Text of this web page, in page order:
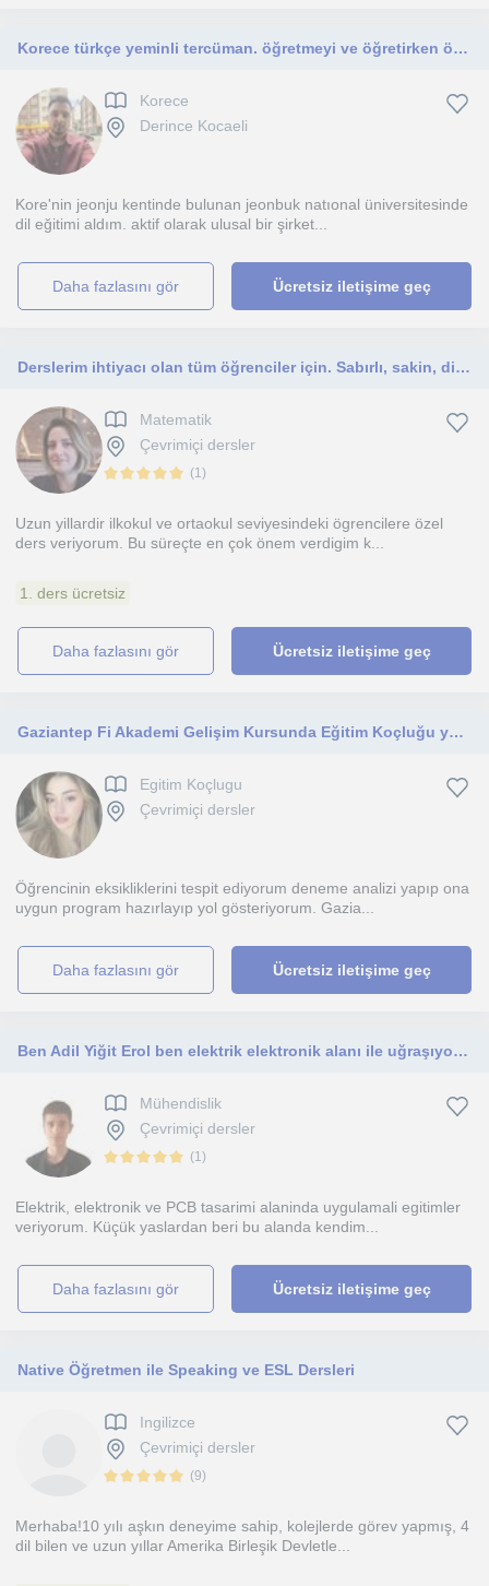
Korece türkçe yeminli tercüman. öğretmeyi ve öğretirken öğrenmeyi seven
Korece
Derince Kocaeli
Kore'nin jeonju kentinde bulunan jeonbuk natıonal üniversitesinde
dil eğitimi aldım. aktif olarak ulusal bir şirket...
daha fazlasını gör Ücretsiz iletişime geç
Derslerim ihtiyacı olan tüm öğrenciler için. Sabırlı, sakin, disiplinli bir insanım. Çocuklara ihtiyacı olan motivasyonu veririm.
Matematik
Çevrimiçi dersler
(1)
Uzun yillardir ilkokul ve ortaokul seviyesindeki ögrencilere özel
ders veriyorum. Bu süreçte en çok önem verdigim k...
1. ders ücretsiz
daha fazlasını gör Ücretsiz iletişime geç
Gaziantep Fi Akademi Gelişim Kursunda Eğitim Koçluğu yapıyorum 9-10-11 ve 12. sınıf öğrencilerine program hazırlıyorum
Egitim Koçlugu
Çevrimiçi dersler
Öğrencinin eksikliklerini tespit ediyorum deneme analizi yapıp ona
uygun program hazırlayıp yol gösteriyorum. Gazia...
daha fazlasını gör Ücretsiz iletişime geç
Ben Adil Yiğit Erol ben elektrik elektronik alanı ile uğraşıyotum elektronik ve öğrenmeye meraklı olanlar için güzel bir eğitim
Mühendislik
Çevrimiçi dersler
(1)
Elektrik, elektronik ve PCB tasarimi alaninda uygulamali egitimler
veriyorum. Küçük yaslardan beri bu alanda kendim...
daha fazlasını gör Ücretsiz iletişime geç
Native Öğretmen ile Speaking ve ESL Dersleri
Ingilizce
Çevrimiçi dersler
(9)
Merhaba!10 yılı aşkın deneyime sahip, kolejlerde görev yapmış, 4
dil bilen ve uzun yıllar Amerika Birleşik Devletle...